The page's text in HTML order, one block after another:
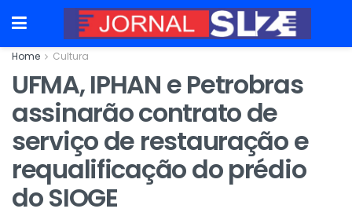
Home Cultura
UFMA, IPHAN e Petrobras
assinarão contrato de
serviço de restauração e
requalificação do prédio
do SIOGE